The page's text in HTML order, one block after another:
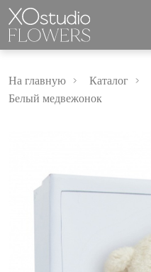
На главную Каталог
Белый медвежонок